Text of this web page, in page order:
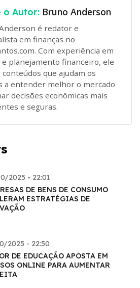
o Autor: Bruno Anderson
é redator e
em finanças no
Com experiência em
planejamento financeiro, ele
que ajudam os
a entender melhor o mercado
decisões econômicas mais
e seguras.
2025 - 22:01
DE BENS DE CONSUMO
ESTRATÉGIAS DE
2025 - 22:50
DE EDUCAÇÃO APOSTA EM
ONLINE PARA AUMENTAR